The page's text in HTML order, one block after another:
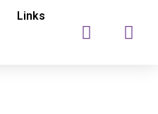
Links